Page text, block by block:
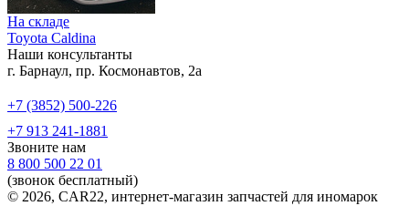
На складе
Toyota Caldina
Наши консультанты
г. Барнаул, пр. Космонавтов, 2а
+7 (3852) 500-226
+7 913 241-1881
Звоните нам
8 800 500 22 01
(звонок бесплатный)
© 2026, CAR22, интернет-магазин запчастей для иномарок